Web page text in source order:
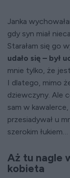
Janka
gdy syn miał
Starałam się go
udało się – był
mnie tylko, że
I dlatego, mimo
dziewczyny. Ale
sam w
przesiadywał u
szerokim łukiem…
Aż tu nagle
kobieta